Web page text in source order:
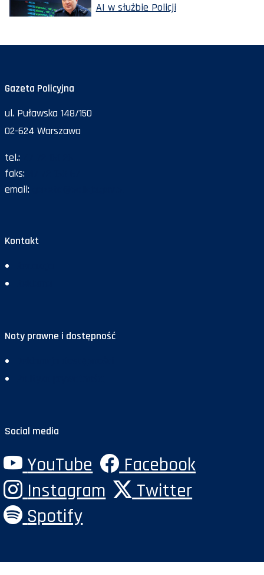
AI w służbie Policji
Gazeta Policyjna
ul. Puławska 148/150
02-624 Warszawa
tel.:
faks:
email:
Kontakt
Noty prawne i dostępność
Social media
YouTube
Facebook
Instagram
Twitter
Spotify